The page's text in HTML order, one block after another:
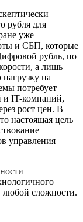
рубля для
уже
и СБП, которые
рубль, по
а лишь
на
потребует
и IT-компаний,
рост цен. В
настоящая цель
управления
любой сложности.